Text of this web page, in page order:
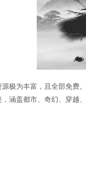
极为丰富，且全部免费
涵盖都市、奇幻、穿